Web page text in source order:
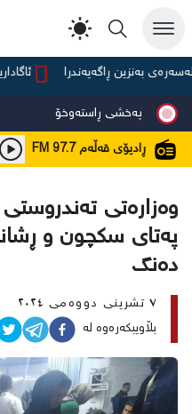
بەنزین ڕاگەیەندرا
پەخشی ڕاستەوخۆ
ڕادیۆی قەڵەمFM 97.7
وەزارەتی
پەتای سکچون و
دەنگ
٧ تشرینی دووەمی ٢٠٢٤
بڵاویبکەرەوە لە